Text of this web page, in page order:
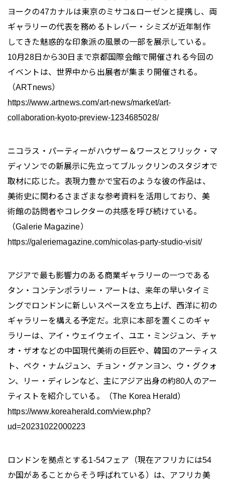
ヨークの47カナルは東京のミサコ&ローゼンと提携し、両
ギャラリーの代表を務めるトレバー・シミズが近年制作
してきた魅惑的な印象派の風景の一部を展示している。
10月28日から30日まで京都国際会館で開催される今回の
イベントは、世界中から出展者が集まり開催される。
（ARTnews）
https://www.artnews.com/art-news/market/art-
collaboration-kyoto-preview-1234685028/
ニコラス・パーティーがハウザー＆ワースとフリック・マ
ディソンでの新展示に先立ってブルックリンのスタジオで
取材に応じた。表現力豊かで宝石のような彼の作品は、
美術史に関わるさまざまな参考資料を活用しており、美
術館の訪問者やコレクターの共感を呼び続けている。
（Galerie Magazine）
https://galeriemagazine.com/nicolas-party-studio-visit/
アジアで最も影響力のある商業ギャラリーの一つである
タン・コンテンポラリー・アートは、来年の早いタイミ
ングでロンドンに新しいスペースを立ち上げ、西洋に初の
ギャラリーを構える予定だ。北京に本部を置くこのギャ
ラリーは、アイ・ウェイウェイ、ユエ・ミンジュン、チャ
オ・ザオなどの中国現代美術の巨匠や、韓国のアーティス
ト、ペク・ナムジュン、チョン・グァンヨン、ウ・グクォ
ン、リー・ディレンなど、主にアジア出身の約80人のアー
ティストを紹介している。（The Korea Herald）
https://www.koreaherald.com/view.php?
ud=20231022000223
ロンドンを拠点とする1-54フェア（現在アフリカには54
か国があることからそう呼ばれている）は、アフリカ美